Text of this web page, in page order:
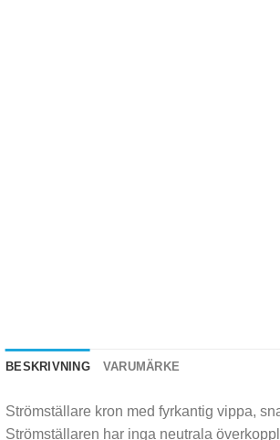
BESKRIVNING VARUMÄRKE
Strömställare kron med fyrkantig vippa,
Strömställaren har inga neutrala